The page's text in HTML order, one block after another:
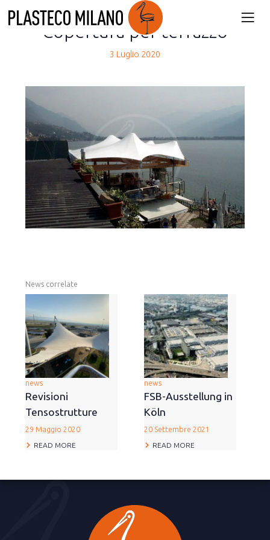
Copertura per terrazzo
3 Luglio 2020
News correlate
news
Revisioni
Tensostrutture
29 Maggio 2020
READ MORE
news
FSB-Ausstellung in
Köln
20 Settembre 2021
READ MORE